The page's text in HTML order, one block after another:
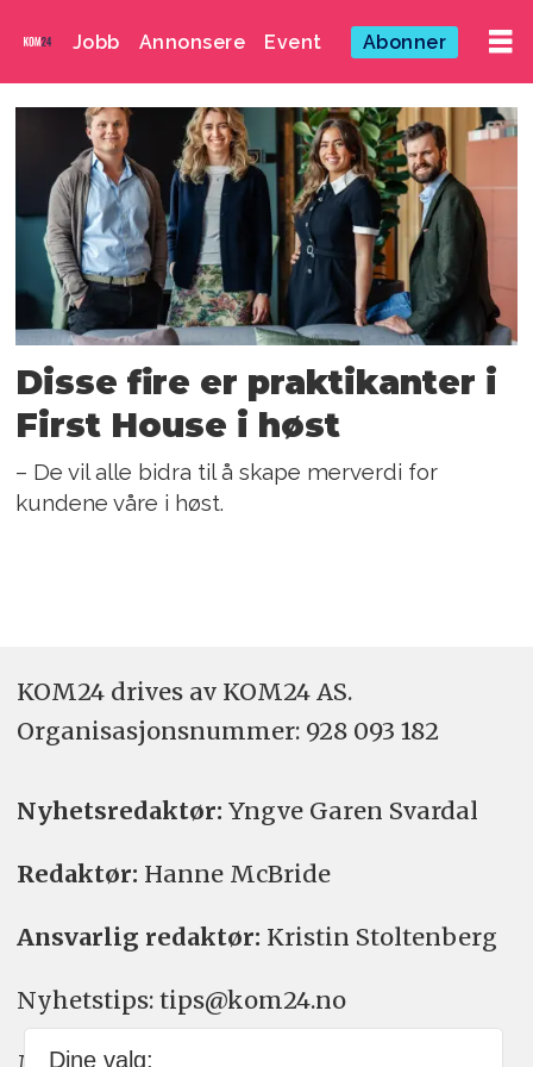
Jobb Annonsere Event Abonner
Emne:
elise
agdestein
Disse fire er praktikanter i
First House i høst
– De vil alle bidra til å skape merverdi for
kundene våre i høst.
KOM24 drives av KOM24 AS.
Organisasjons­nummer: 928 093 182
Nyhetsredaktør: Yngve Garen Svardal
Redaktør: Hanne McBride
Ansvarlig redaktør: Kristin Stoltenberg
Nyhetstips: tips@kom24.no
Dine valg: